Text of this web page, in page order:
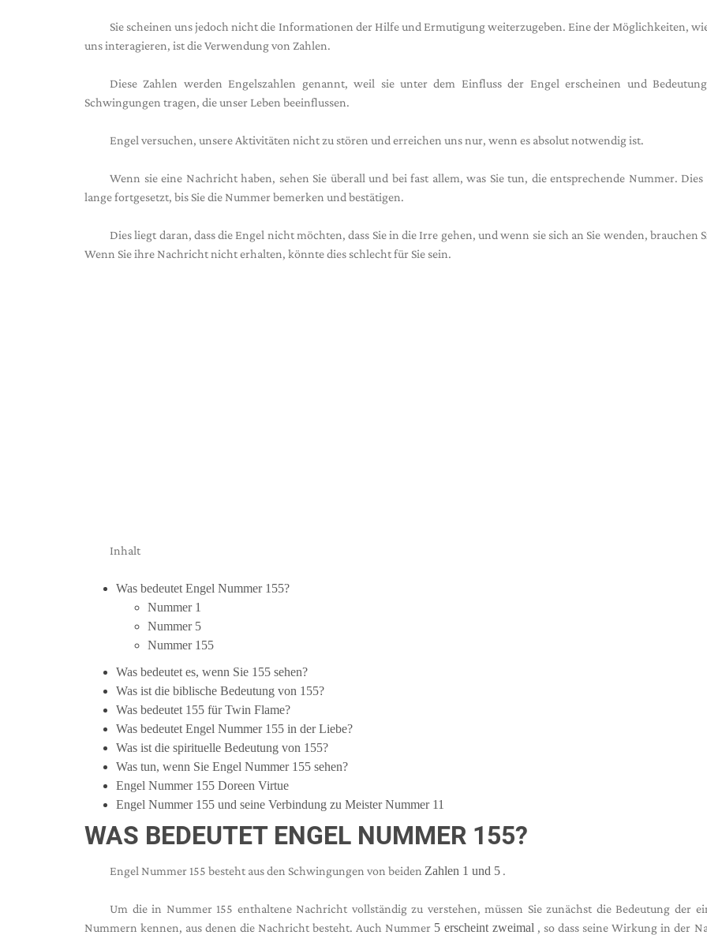
Sie scheinen uns jedoch nicht die Informationen der Hilfe und Ermutigung weiterzugeben. Eine der Möglichkeiten,
uns interagieren, ist die Verwendung von Zahlen.
Diese Zahlen werden Engelszahlen genannt, weil sie unter dem Einfluss der Engel erscheinen und
Schwingungen tragen, die unser Leben beeinflussen.
Engel versuchen, unsere Aktivitäten nicht zu stören und erreichen uns nur, wenn es absolut notwendig ist.
Wenn sie eine Nachricht haben, sehen Sie überall und bei fast allem, was Sie tun, die entsprechende Nummer.
lange fortgesetzt, bis Sie die Nummer bemerken und bestätigen.
Dies liegt daran, dass die Engel nicht möchten, dass Sie in die Irre gehen, und wenn sie sich an Sie wenden, brauchen
Wenn Sie ihre Nachricht nicht erhalten, könnte dies schlecht für Sie sein.
Inhalt
Was bedeutet Engel Nummer 155?
Nummer 1
Nummer 5
Nummer 155
Was bedeutet es, wenn Sie 155 sehen?
Was ist die biblische Bedeutung von 155?
Was bedeutet 155 für Twin Flame?
Was bedeutet Engel Nummer 155 in der Liebe?
Was ist die spirituelle Bedeutung von 155?
Was tun, wenn Sie Engel Nummer 155 sehen?
Engel Nummer 155 Doreen Virtue
Engel Nummer 155 und seine Verbindung zu Meister Nummer 11
WAS BEDEUTET ENGEL NUMMER 155?
Engel Nummer 155 besteht aus den Schwingungen von beiden Zahlen 1 und 5 .
Um die in Nummer 155 enthaltene Nachricht vollständig zu verstehen, müssen Sie zunächst die Bedeutung der
Nummern kennen, aus denen die Nachricht besteht. Auch Nummer 5 erscheint zweimal , so dass seine Wirkung in der